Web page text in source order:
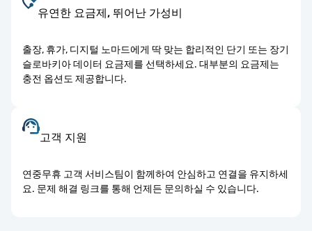
유연한 요금제, 뛰어난 가성비
출장, 휴가, 디지털 노마드에게 딱 맞는 합리적인 단기 또는 장기
슬로바키아 데이터 요금제를 선택하세요. 대부분의 요금제는
충전 옵션도 제공합니다.
고객 지원
연중무휴 고객 서비스팀이 함께하여 안심하고 연결을 유지하세
요. 문제 해결 링크를 통해 언제든 문의하실 수 있습니다.